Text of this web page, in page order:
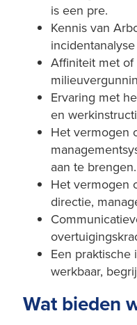
is een pre.
Kennis van
Affiniteit met of
Ervaring met
en
Het vermogen
aan te brengen.
Het vermogen
directie,
Een praktische
werkbaar,
Wat bieden